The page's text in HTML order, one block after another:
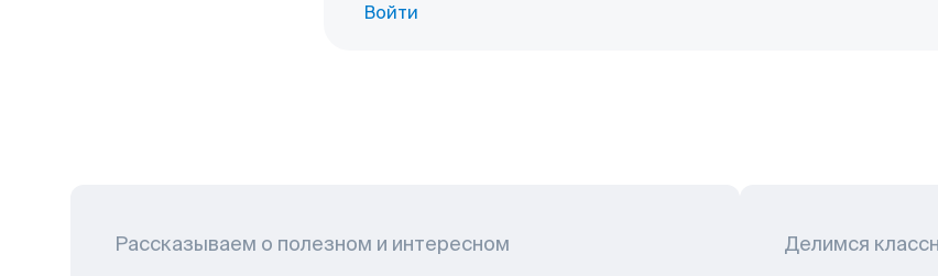
Войти
Рассказываем о полезном и интересном Делимся